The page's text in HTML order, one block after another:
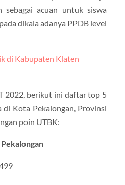
sebagai acuan untuk siswa
dikala adanya PPDB level
di Kabupaten Klaten
2022, berikut ini daftar top 5
di Kota Pekalongan, Provinsi
poin UTBK: